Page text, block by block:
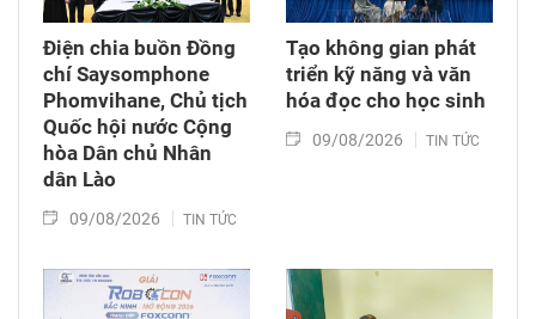
Điện chia buồn Đồng
chí Saysomphone
Phomvihane, Chủ tịch
Quốc hội nước Cộng
hòa Dân chủ Nhân
dân Lào
09/08/2026 TIN TỨC
Tạo không gian phát
triển kỹ năng và văn
hóa đọc cho học sinh
09/08/2026 TIN TỨC